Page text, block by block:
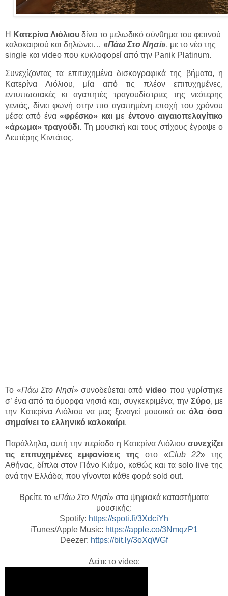
Η Κατερίνα Λιόλιου δίνει το μελωδικό σύνθημα του φετινού
καλοκαιριού και δηλώνει… «Πάω Στο Νησί», με το νέο της
single και video που κυκλοφορεί από την Panik Platinum.
Συνεχίζοντας τα επιτυχημένα δισκογραφικά της βήματα, η
Κατερίνα Λιόλιου, μία από τις πλέον επιτυχημένες,
εντυπωσιακές κι αγαπητές τραγουδίστριες της νεότερης
γενιάς, δίνει φωνή στην πιο αγαπημένη εποχή του χρόνου
μέσα από ένα«φρέσκο» και με έντονο αιγαιοπελαγίτικο
«άρωμα» τραγούδι. Τη μουσική και τους στίχους έγραψε ο
Λευτέρης Κιντάτος.
Το «Πάω Στο Νησί» συνοδεύεται απόvideo που γυρίστηκε
σ’ ένα από τα όμορφα νησιά και, συγκεκριμένα, την Σύρο, με
την Κατερίνα Λιόλιου να μας ξεναγεί μουσικά σε όλα όσα
σημαίνει το ελληνικό καλοκαίρι.
Παράλληλα, αυτή την περίοδο η Κατερίνα Λιόλιου συνεχίζει
τις επιτυχημένες εμφανίσεις της στο «Club 22» της
Αθήνας, δίπλα στον Πάνο Κιάμο, καθώς και τα solo live της
ανά την Ελλάδα, που γίνονται κάθε φορά sold out.
Βρείτε το «Πάω Στο Νησί» στα ψηφιακά καταστήματα
μουσικής:
Spotify: https://spoti.fi/3XdciYh
iTunes/Apple Music: https://apple.co/3NmqzP1
Deezer: https://bit.ly/3oXqWGf
Δείτε το video: